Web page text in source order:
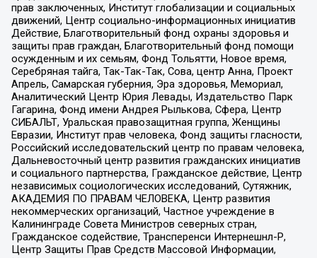
прав заключенных, Институт глобализации и социальных
движений, Центр социально-информационных инициатив
Действие, Благотворительный фонд охраны здоровья и
защиты прав граждан, Благотворительный фонд помощи
осужденным и их семьям, Фонд Тольятти, Новое время,
Серебряная тайга, Так-Так-Так, Сова, центр Анна, Проект
Апрель, Самарская губерния, Эра здоровья, Мемориал,
Аналитический Центр Юрия Левады, Издательство Парк
Гагарина, Фонд имени Андрея Рылькова, Сфера, Центр
СИБАЛЬТ, Уральская правозащитная группа, Женщины
Евразии, Институт прав человека, Фонд защиты гласности,
Российский исследовательский центр по правам человека,
Дальневосточный центр развития гражданских инициатив
и социального партнерства, Гражданское действие, Центр
независимых социологических исследований, Сутяжник,
АКАДЕМИЯ ПО ПРАВАМ ЧЕЛОВЕКА, Центр развития
некоммерческих организаций, Частное учреждение в
Калининграде Совета Министров северных стран,
Гражданское содействие, Трансперенси Интернешнл-Р,
Центр Защиты Прав Средств Массовой Информации,